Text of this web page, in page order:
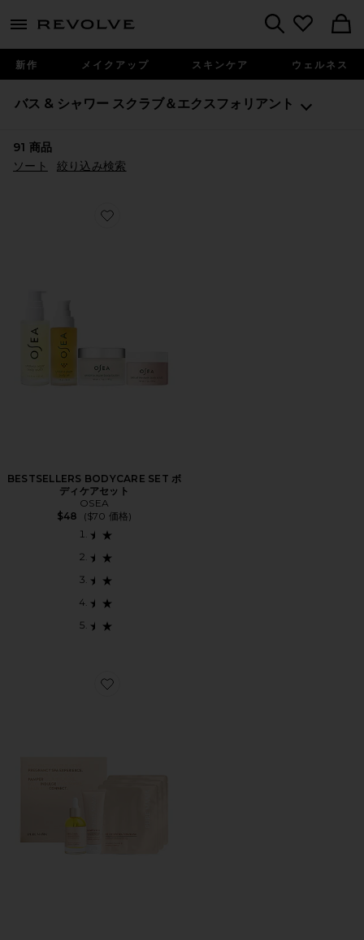
menu - shows more content
新作 メイクアップ スキンケア ウェルネス
バス & シャワー スクラブ＆エクスフォリアント
91 商品
ソート
絞り込み検索
Favorite BESTSELLERS BODYCARE SET ボディケアセ
BESTSELLERS BODYCARE SET ボ
ディケアセット
OSEA
$48
($70 価格)
Favorite BELLY SPA KIT ベリースパキット